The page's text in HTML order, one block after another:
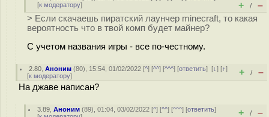
[к модератору] + / –
> Если скачаешь пиратский лаунчер minecraft, то какая
вероятность что в твой комп будет майнер?
С учетом названия игры - все по-честному.
2.80 ,Аноним (80), 15:54, 01/02/2022 [^] [^^] [^^^] [ответить][↓] [↑]
[к модератору] + / –
На джаве написан?
3.89 ,Аноним (89), 01:04, 03/02/2022 [^] [^^] [^^^] [ответить]
+ / –